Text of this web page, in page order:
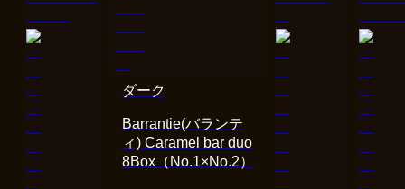
Barrantie(バランテ
ィ) Caramel bar duo
8Box（No.1×No.2）
ダーク